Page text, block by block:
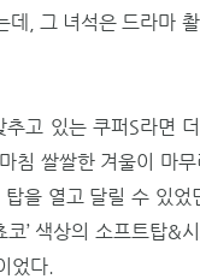
데, 그 녀석은 드라마
고 있는 쿠퍼S라면
침 쌀쌀한 겨울이 마
을 열고 달릴 수 있었
’ 색상의 소프트탑&
었다.